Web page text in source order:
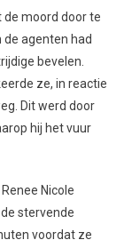
moord door te
de agenten had
bevelen.
ze, in reactie
Dit werd door
hij het vuur
Nicole
stervende
voordat ze